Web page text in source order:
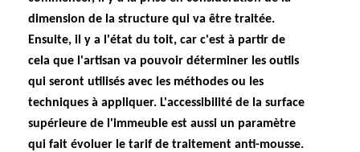
dimension de la structure qui va être traitée.
Ensuite, il y a l'état du toit, car c'est à partir de
cela que l'artisan va pouvoir déterminer les outils
qui seront utilisés avec les méthodes ou les
techniques à appliquer. L'accessibilité de la surface
supérieure de l'immeuble est aussi un paramètre
qui fait évoluer le tarif de traitement anti-mousse.